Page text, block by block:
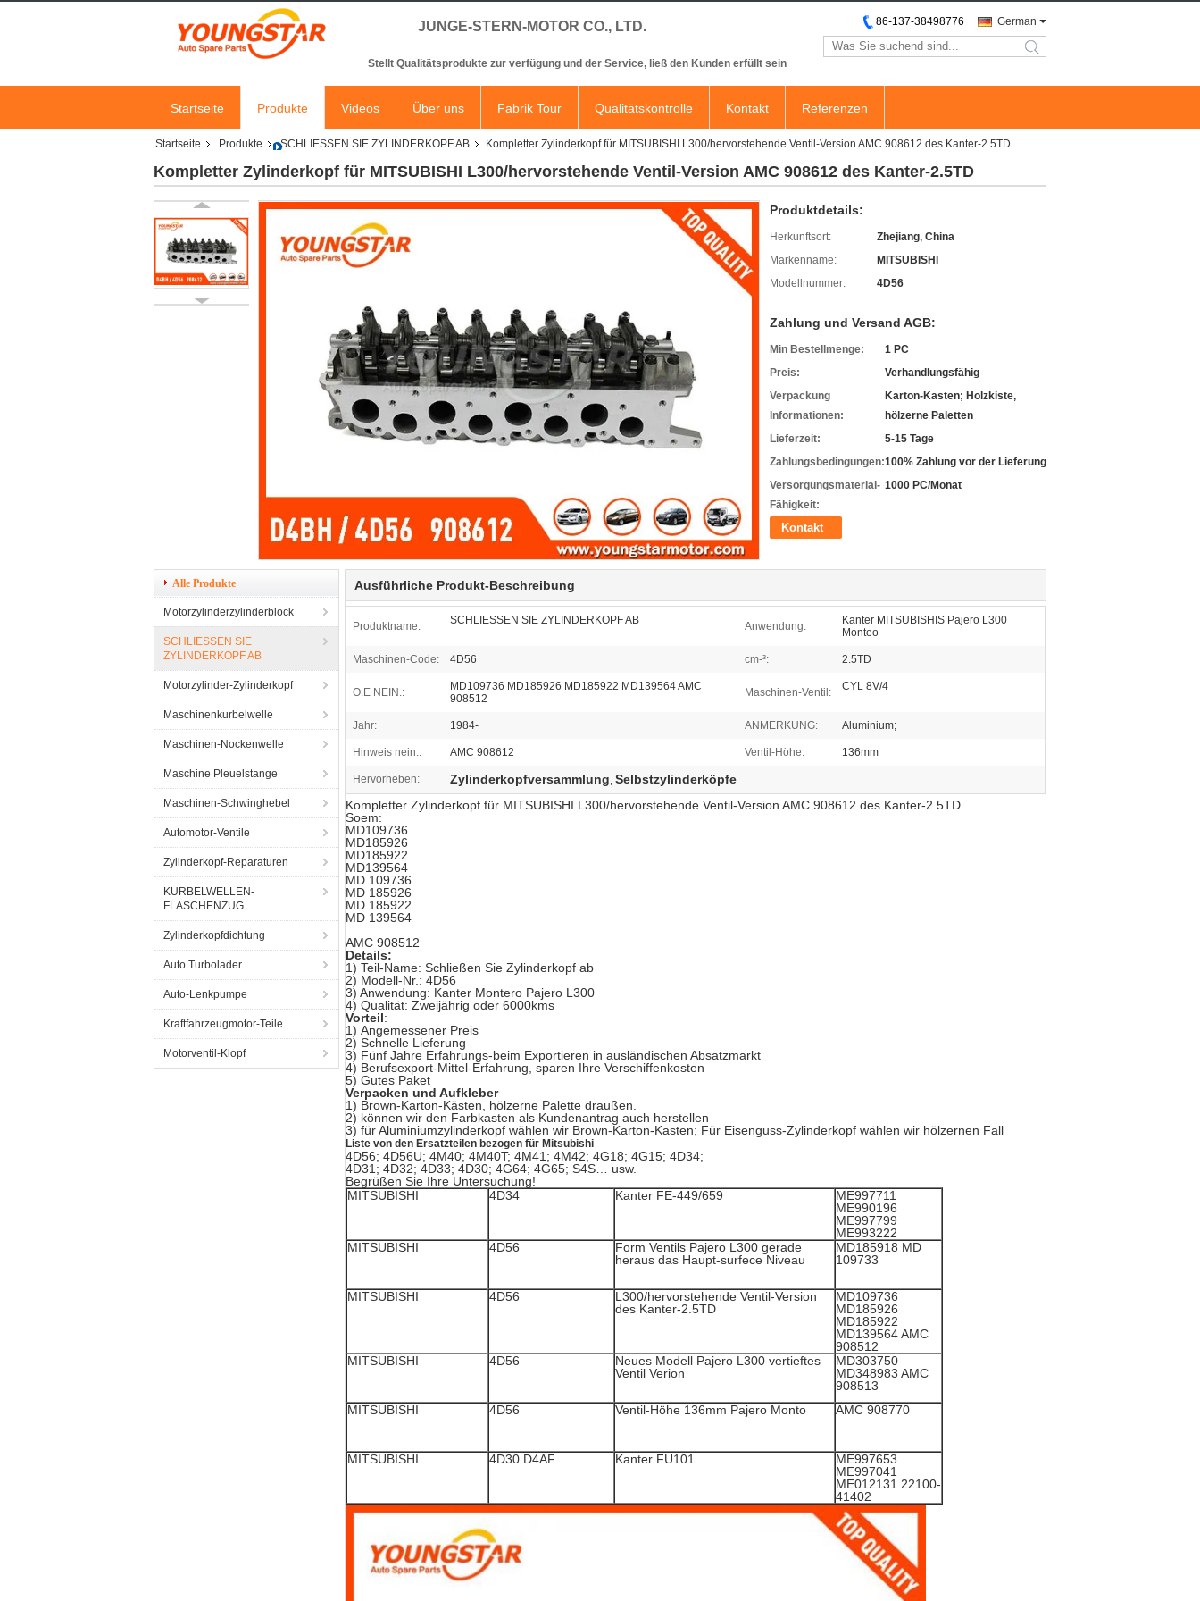
JUNGE-STERN-MOTOR CO., LTD.
Stellt Qualitätsprodukte zur verfügung und der Service, ließ den Kunden erfüllt sein
German
86-137-38498776
search
Startseite Produkte Videos Über uns Fabrik Tour Qualitätskontrolle Kontakt Referenzen
Startseite Produkte SCHLIESSEN SIE ZYLINDERKOPF AB Kompletter Zylinderkopf für MITSUBISHI L300/hervorstehende Ventil-Version AMC 908612 des Kanter-2.5TD
Kompletter Zylinderkopf für MITSUBISHI L300/hervorstehende Ventil-Version AMC 908612 des Kanter-2.5TD
Produktdetails:
Herkunftsort:
Zhejiang, China
Markenname:
MITSUBISHI
Modellnummer:
4D56
Zahlung und Versand AGB:
Min Bestellmenge:
1 PC
Preis:
Verhandlungsfähig
Verpackung
Informationen:
Karton-Kasten; Holzkiste,
hölzerne Paletten
Lieferzeit:
5-15 Tage
Zahlungsbedingungen:100% Zahlung vor der Lieferung
Versorgungsmaterial-
Fähigkeit:
1000 PC/Monat
Kontakt
Alle Produkte
Motorzylinderzylinderblock
SCHLIESSEN SIE
ZYLINDERKOPF AB
Motorzylinder-Zylinderkopf
Maschinenkurbelwelle
Maschinen-Nockenwelle
Maschine Pleuelstange
Maschinen-Schwinghebel
Automotor-Ventile
Zylinderkopf-Reparaturen
KURBELWELLEN-
FLASCHENZUG
Zylinderkopfdichtung
Auto Turbolader
Auto-Lenkpumpe
Kraftfahrzeugmotor-Teile
Motorventil-Klopf
Ausführliche Produkt-Beschreibung
Produktname: SCHLIESSEN SIE ZYLINDERKOPF AB Anwendung:
Kanter MITSUBISHIS Pajero L300
Monteo
Maschinen-Code: 4D56 cm-³: 2.5TD
O.E NEIN.:
MD109736 MD185926 MD185922 MD139564 AMC
908512
Maschinen-Ventil: CYL 8V/4
Jahr: 1984- ANMERKUNG: Aluminium;
Hinweis nein.: AMC 908612 Ventil-Höhe: 136mm
Hervorheben: Zylinderkopfversammlung, Selbstzylinderköpfe
Kompletter Zylinderkopf für MITSUBISHI L300/hervorstehende Ventil-Version AMC 908612 des Kanter-2.5TD
Soem:
MD109736
MD185926
MD185922
MD139564
MD 109736
MD 185926
MD 185922
MD 139564
AMC 908512
Details:
1) Teil-Name: Schließen Sie Zylinderkopf ab
2) Modell-Nr.: 4D56
3) Anwendung: Kanter Montero Pajero L300
4) Qualität: Zweijährig oder 6000kms
Vorteil:
1) Angemessener Preis
2) Schnelle Lieferung
3) Fünf Jahre Erfahrungs-beim Exportieren in ausländischen Absatzmarkt
4) Berufsexport-Mittel-Erfahrung, sparen Ihre Verschiffenkosten
5) Gutes Paket
Verpacken und Aufkleber
1) Brown-Karton-Kästen, hölzerne Palette draußen.
2) können wir den Farbkasten als Kundenantrag auch herstellen
3) für Aluminiumzylinderkopf wählen wir Brown-Karton-Kasten; Für Eisenguss-Zylinderkopf wählen wir hölzernen Fall
Liste von den Ersatzteilen bezogen für Mitsubishi
4D56; 4D56U; 4M40; 4M40T; 4M41; 4M42; 4G18; 4G15; 4D34;
4D31; 4D32; 4D33; 4D30; 4G64; 4G65; S4S… usw.
Begrüßen Sie Ihre Untersuchung!
MITSUBISHI
4D34 Kanter FE-449/659
ME997711
ME990196
ME997799
ME993222
MITSUBISHI
4D56
Form Ventils Pajero L300 gerade
heraus das Haupt-surfece Niveau
MD185918 MD
109733
MITSUBISHI 4D56
L300/hervorstehende Ventil-Version
des Kanter-2.5TD
MD109736
MD185926
MD185922
MD139564 AMC
908512
MITSUBISHI
4D56
Neues Modell Pajero L300 vertieftes
Ventil Verion
MD303750
MD348983 AMC
908513
MITSUBISHI
4D56 Ventil-Höhe 136mm Pajero Monto AMC 908770
MITSUBISHI 4D30 D4AF Kanter FU101
ME997653
ME997041
ME012131 22100-
41402